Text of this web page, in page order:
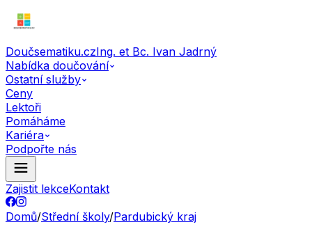
Doučsematiku.czIng. et Bc. Ivan Jadrný
Nabídka doučování
Ostatní služby
Ceny
Lektoři
Pomáháme
Kariéra
Podpořte nás
Zajistit lekceKontakt
Domů/Střední školy/Pardubický kraj